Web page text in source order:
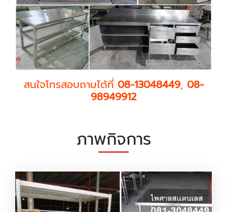
สนใจโทรสอบถามได้ที่ 08-13048449, 08-
98949912
ภาพกิจการ